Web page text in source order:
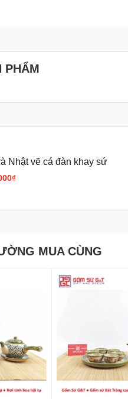
PHẨM
Nhật vẽ cá đàn khay sứ
MUA CÙNG